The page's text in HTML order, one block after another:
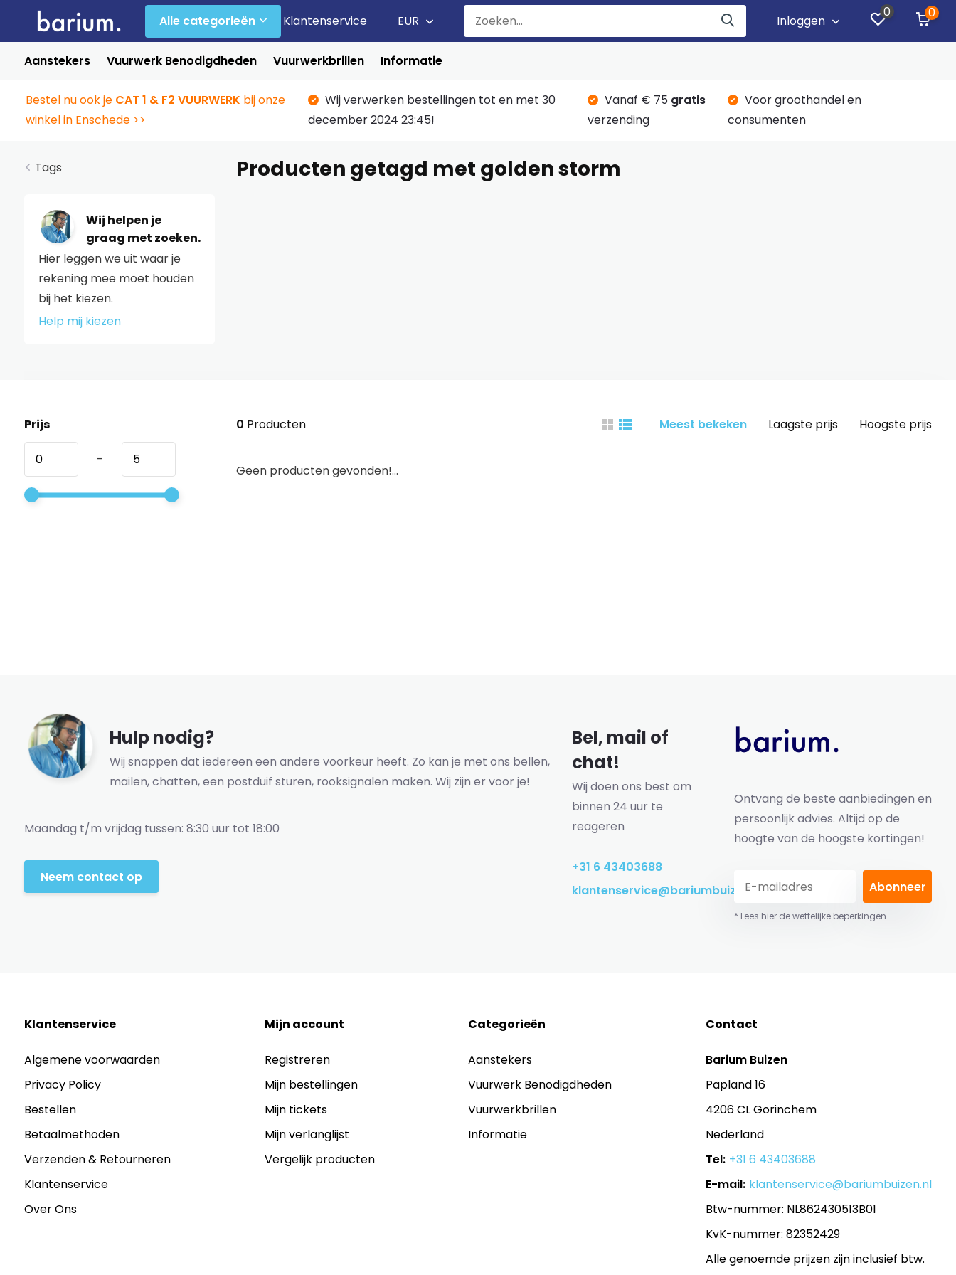
Alle categorieën Klantenservice EUR Inloggen
0 0
Aanstekers Vuurwerk Benodigdheden Vuurwerkbrillen Informatie
Bestel nu ook je CAT 1 & F2 VUURWERK bij onze
winkel in Enschede >>
Wij verwerken bestellingen tot en met 30
december 2024 23:45!
Vanaf € 75 gratis
verzending
Voor groothandel en
consumenten
Tags
Wij helpen je
graag met zoeken.
Hier leggen we uit waar je
rekening mee moet houden
bij het kiezen.
Help mij kiezen
Producten getagd met golden storm
Prijs
-
0 Producten Meest bekeken Laagste prijs Hoogste prijs
Geen producten gevonden!...
Hulp nodig?
Wij snappen dat iedereen een andere voorkeur heeft. Zo kan je met ons bellen,
mailen, chatten, een postduif sturen, rooksignalen maken. Wij zijn er voor je!
Maandag t/m vrijdag tussen: 8:30 uur tot 18:00
Neem contact op
Bel, mail of
chat!
Wij doen ons best om
binnen 24 uur te
reageren
+31 6 43403688
klantenservice@bariumbuizen.nl
Ontvang de beste aanbiedingen en
persoonlijk advies. Altijd op de
hoogte van de hoogste kortingen!
Abonneer
* Lees hier de wettelijke beperkingen
Klantenservice
Algemene voorwaarden
Privacy Policy
Bestellen
Betaalmethoden
Verzenden & Retourneren
Klantenservice
Over Ons
Mijn account
Registreren
Mijn bestellingen
Mijn tickets
Mijn verlanglijst
Vergelijk producten
Categorieën
Aanstekers
Vuurwerk Benodigdheden
Vuurwerkbrillen
Informatie
Contact
Barium Buizen
Papland 16
4206 CL Gorinchem
Nederland
Tel: +31 6 43403688
E-mail: klantenservice@bariumbuizen.nl
Btw-nummer: NL862430513B01
KvK-nummer: 82352429
Alle genoemde prijzen zijn inclusief btw.